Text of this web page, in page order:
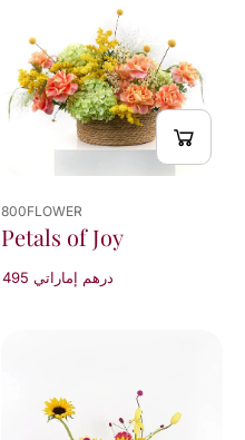
800FLOWER
Petals of Joy
495 درهم إماراتي